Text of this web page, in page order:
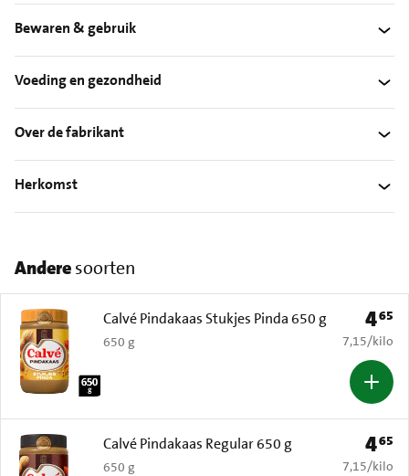
Bewaren & gebruik
Voeding en gezondheid
Over de fabrikant
Herkomst
Anderesoorten
Calvé Pindakaas Stukjes Pinda 650 g
650 g
Prijs:
465
€ 7,15 per
7,15/kilo
Calvé Pindakaas Regular 650 g
650 g
Prijs:
465
€ 7,15 per
7,15/kilo